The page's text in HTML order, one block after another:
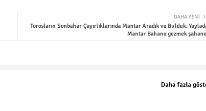
DAHA YENI
Torosların Sonbahar Çayırlıklarında Mantar Aradık ve Bulduk.
Mantar Bahane gezmek
Daha fazla